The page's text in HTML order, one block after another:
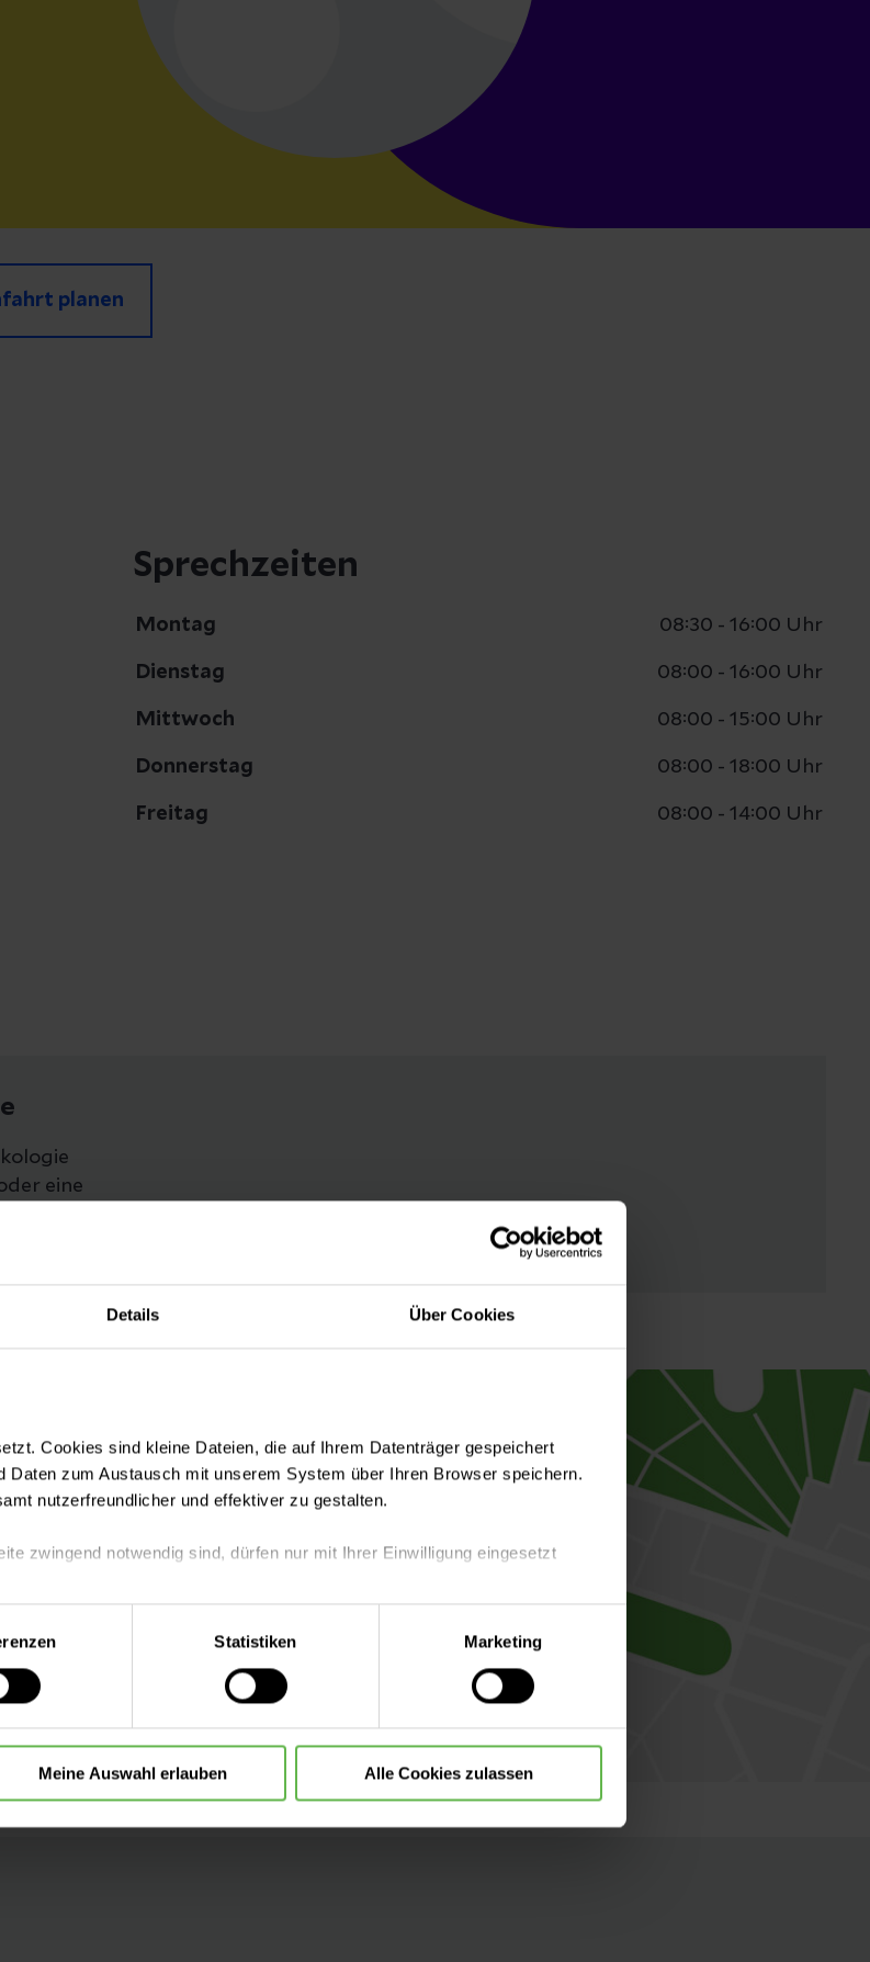
Details Über Cookies
Cookies sind kleine Dateien, die auf Ihrem Datenträger gespeichert
Daten zum Austausch mit unserem System über Ihren Browser speichern.
nutzerfreundlicher und effektiver zu gestalten.
zwingend notwendig sind, dürfen nur mit Ihrer Einwilligung eingesetzt
Cookies zu benutzen, eine individuelle Auswahl hinsichtlich der
Sie jederzeit ändern oder widerrufen.
Statistiken Marketing
Meine Auswahl erlauben Alle Cookies zulassen
planen
Sprechzeiten
Montag 08:30 - 16:00 Uhr
Dienstag 08:00 - 16:00 Uhr
Mittwoch 08:00 - 15:00 Uhr
Donnerstag 08:00 - 18:00 Uhr
Freitag 08:00 - 14:00 Uhr
eine